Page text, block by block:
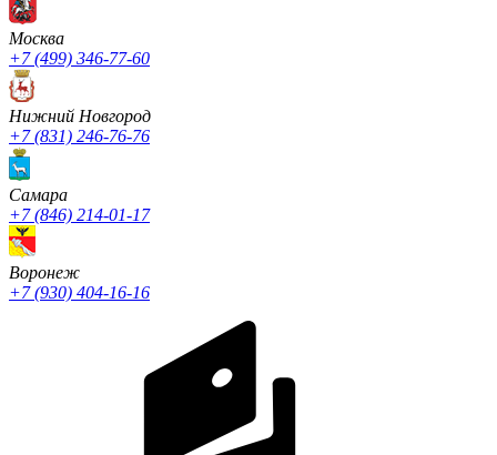
Москва
+7 (499) 346-77-60
Нижний Новгород
+7 (831) 246-76-76
Cамара
+7 (846) 214-01-17
Воронеж
+7 (930) 404-16-16